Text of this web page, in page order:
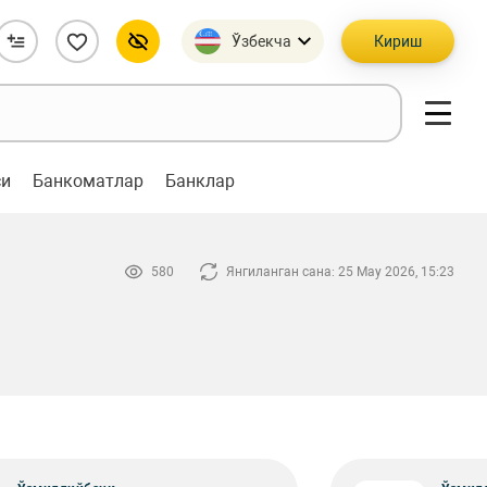
Ўзбекча Кириш
Банкоматлар Банклар
580 Янгиланган сана: 25 May 2026, 15:23